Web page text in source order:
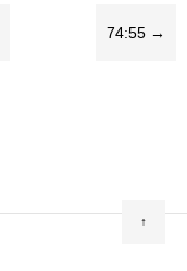
74:55 →
↑